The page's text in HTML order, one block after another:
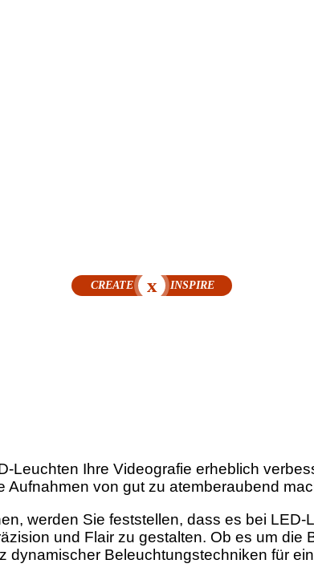
CREATE INSPIRE
x
Leuchten Ihre Videografie erheblich
von gut zu atemberaubend
werden Sie feststellen, dass es bei
und Flair zu gestalten. Ob es um die
dynamischer Beleuchtungstechniken für